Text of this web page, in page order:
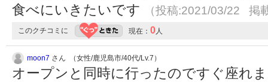
食べにいきたいです
（投稿:2021/03/22 掲
このクチコミに 現在： 0人
moon7 さん （女性/鹿児島市/40代/Lv.7）
オープンと同時に行ったのですぐ座れ